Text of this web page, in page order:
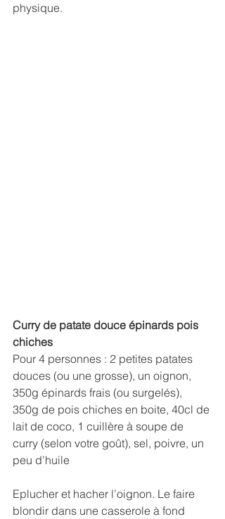
physique.
Curry de patate douce épinards pois
chiches
Pour 4 personnes : 2 petites patates
douces (ou une grosse), un oignon,
350g épinards frais (ou surgelés),
350g de pois chiches en boite, 40cl de
lait de coco, 1 cuillère à soupe de
curry (selon votre goût), sel, poivre, un
peu d’huile
Eplucher et hacher l’oignon. Le faire
blondir dans une casserole à fond